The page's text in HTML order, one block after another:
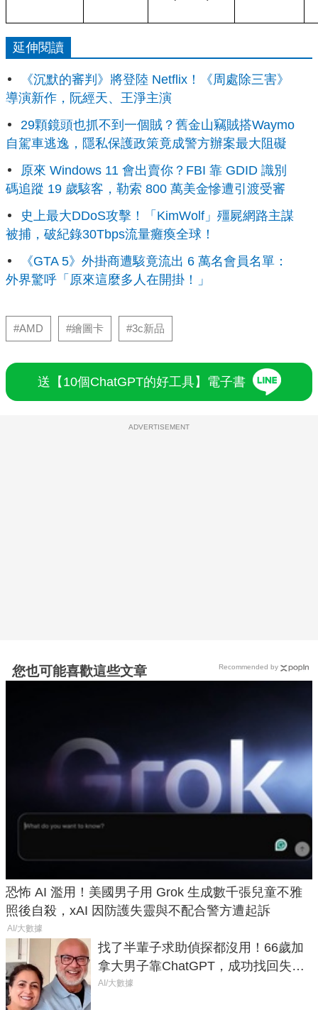
延伸閱讀
《沉默的審判》將登陸 Netflix！《周處除三害》
導演新作，阮經天、王淨主演
29顆鏡頭也抓不到一個賊？舊金山竊賊搭Waymo
自駕車逃逸，隱私保護政策竟成警方辦案最大阻礙
原來 Windows 11 會出賣你？FBI 靠 GDID 識別
碼追蹤 19 歲駭客，勒索 800 萬美金慘遭引渡受審
史上最大DDoS攻擊！「KimWolf」殭屍網路主謀
被捕，破紀錄30Tbps流量癱瘓全球！
《GTA 5》外掛商遭駭竟流出 6 萬名會員名單：
外界驚呼「原來這麼多人在開掛！」
#AMD #繪圖卡 #3c新品
送【10個ChatGPT的好工具】電子書
ADVERTISEMENT
您也可能喜歡這些文章
恐怖 AI 濫用！美國男子用 Grok 生成數千張兒童不雅
照後自殺，xAI 因防護失靈與不配合警方遭起訴
AI/大數據
找了半輩子求助偵探都沒用！66歲加
拿大男子靠ChatGPT，成功找回失散
50年家人
AI/大數據
Recommended by